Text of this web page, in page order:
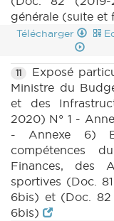
générale (suite et
Télécharger
11
Exposé
Ministre du
et des
2020) N° 1 -
- Annexe 6)
compétences
Finances, des
sportives (Doc.
6bis) et (Doc.
6bis)